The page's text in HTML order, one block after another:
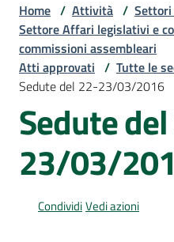
Assemblea
Attività
Argomenti
Home / Attività /
Settore Affari legislativi e
commissioni assembleari
Atti approvati / Tutte le
Sedute del 22-23/03/2016
Sedute
23/03/
CondividiVedi azioni